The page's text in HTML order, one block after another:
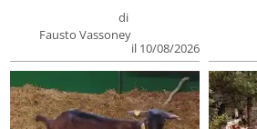
di
Fausto Vassoney
il 10/08/2026